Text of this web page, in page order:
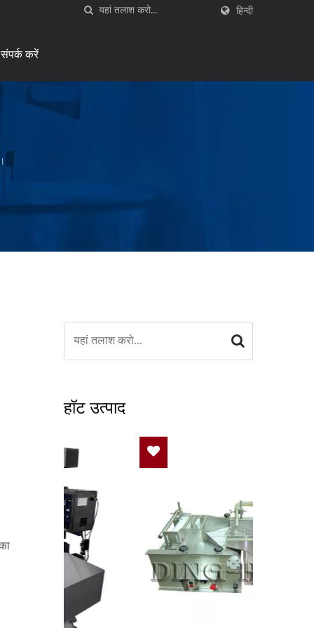
हिन्दी
करें
हॉट उत्पाद